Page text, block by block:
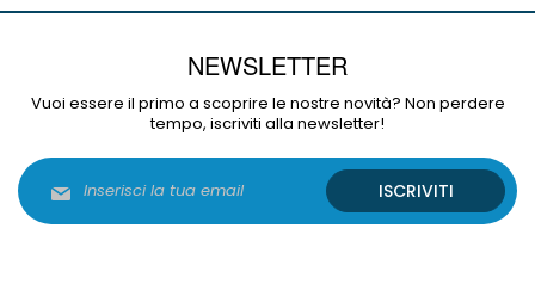
NEWSLETTER
Vuoi essere il primo a scoprire le nostre novità? Non perdere
tempo, iscriviti alla newsletter!
alla
nostra
ISCRIVITI